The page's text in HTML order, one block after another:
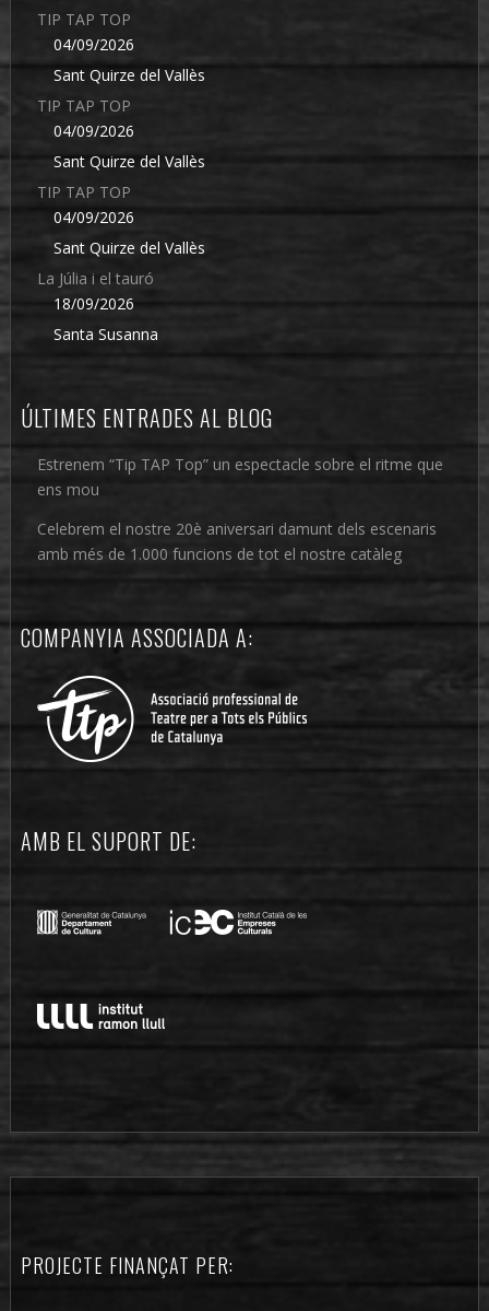
TIP TAP TOP
04/09/2026
Sant Quirze del Vallès
TIP TAP TOP
04/09/2026
Sant Quirze del Vallès
TIP TAP TOP
04/09/2026
Sant Quirze del Vallès
La Júlia i el tauró
18/09/2026
Santa Susanna
ÚLTIMES ENTRADES AL BLOG
Estrenem “Tip TAP Top” un espectacle sobre el ritme que
ens mou
Celebrem el nostre 20è aniversari damunt dels escenaris
amb més de 1.000 funcions de tot el nostre catàleg
COMPANYIA ASSOCIADA A:
AMB EL SUPORT DE:
PROJECTE FINANÇAT PER: